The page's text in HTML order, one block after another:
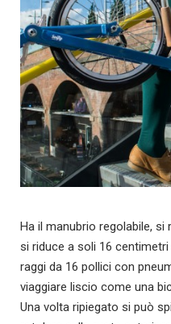
Ha il manubrio regolabile, si
si riduce a soli 16
raggi da 16 pollici con
viaggiare liscio come una
Una volta ripiegato si può